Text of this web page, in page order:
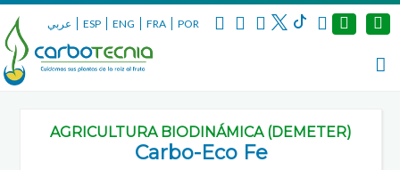
عربي ESP ENG FRA POR
AGRICULTURA BIODINÁMICA (DEMETER)
Carbo-Eco Fe